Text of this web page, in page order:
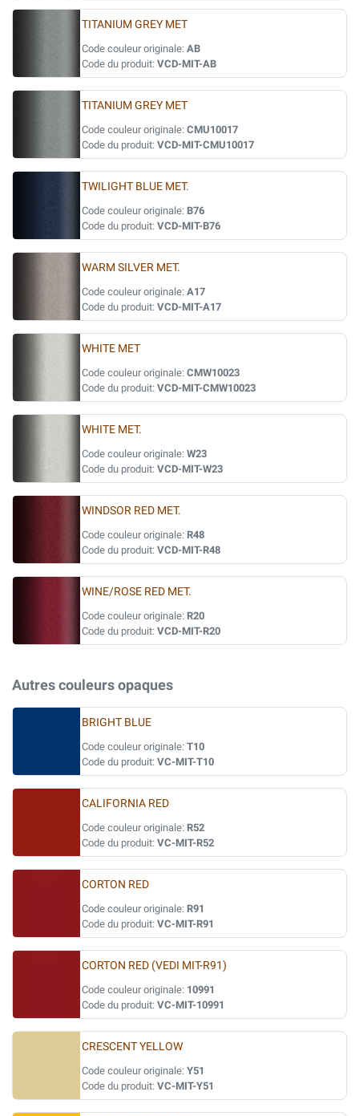
TITANIUM GREY MET
Code couleur originale: AB
Code du produit: VCD-MIT-AB
TITANIUM GREY MET
Code couleur originale: CMU10017
Code du produit: VCD-MIT-CMU10017
TWILIGHT BLUE MET.
Code couleur originale: B76
Code du produit: VCD-MIT-B76
WARM SILVER MET.
Code couleur originale: A17
Code du produit: VCD-MIT-A17
WHITE MET
Code couleur originale: CMW10023
Code du produit: VCD-MIT-CMW10023
WHITE MET.
Code couleur originale: W23
Code du produit: VCD-MIT-W23
WINDSOR RED MET.
Code couleur originale: R48
Code du produit: VCD-MIT-R48
WINE/ROSE RED MET.
Code couleur originale: R20
Code du produit: VCD-MIT-R20
Autres couleurs opaques
BRIGHT BLUE
Code couleur originale: T10
Code du produit: VC-MIT-T10
CALIFORNIA RED
Code couleur originale: R52
Code du produit: VC-MIT-R52
CORTON RED
Code couleur originale: R91
Code du produit: VC-MIT-R91
CORTON RED (VEDI MIT-R91)
Code couleur originale: 10991
Code du produit: VC-MIT-10991
CRESCENT YELLOW
Code couleur originale: Y51
Code du produit: VC-MIT-Y51